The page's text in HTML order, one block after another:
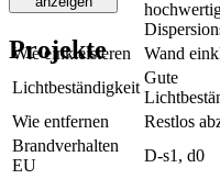
Wie einkleisteren
Wand
Lichtbeständigkeit
Gute
Wie entfernen
Restlos
Brandverhalten
EU
D-s1, d0
Projekte